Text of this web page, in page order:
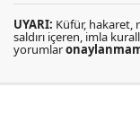
UYARI: Küfür, hakaret,
saldırı içeren, imla
yorumlar